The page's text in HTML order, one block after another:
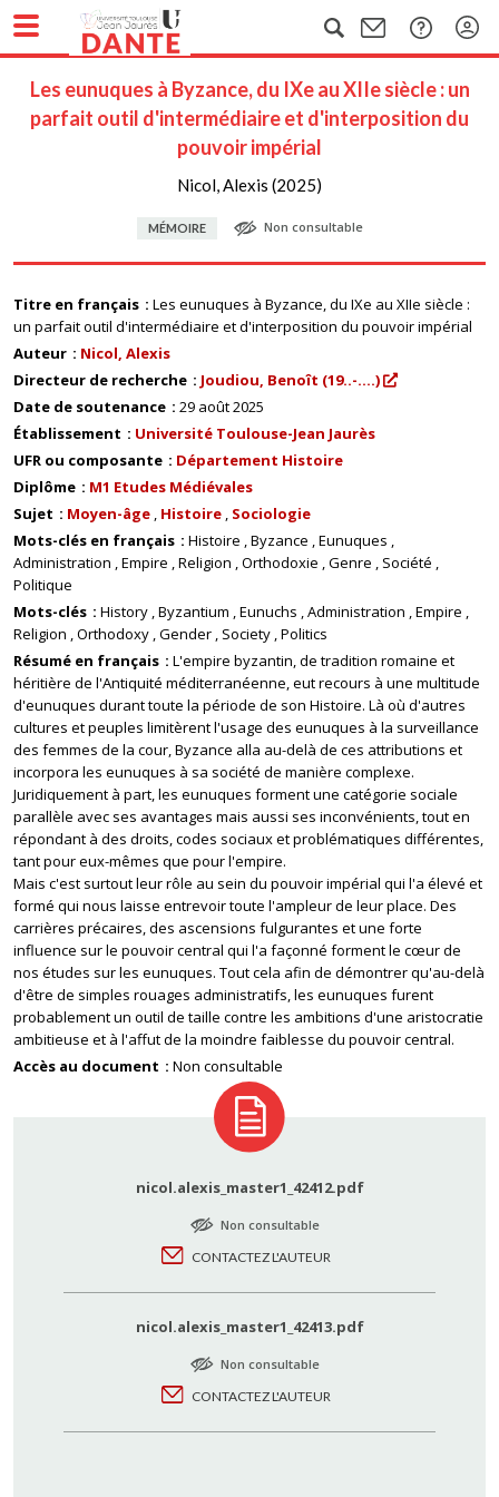
Les eunuques à Byzance, du IXe au XIIe siècle : un
parfait outil d'intermédiaire et d'interposition du
pouvoir impérial
Nicol, Alexis (2025)
MÉMOIRE Non consultable
Titre en français
Les eunuques à Byzance, du IXe au XIIe siècle :
un parfait outil d'intermédiaire et d'interposition du pouvoir impérial
Auteur
Nicol, Alexis
Directeur de recherche
Joudiou, Benoît (19..-....)
Date de soutenance
29 août 2025
Établissement
Université Toulouse-Jean Jaurès
UFR ou composante
Département Histoire
Diplôme
M1 Etudes Médiévales
Sujet
Moyen-âge Histoire Sociologie
Mots-clés en français
Histoire Byzance Eunuques
Administration Empire Religion Orthodoxie Genre
Société
Politique
Mots-clés
History Byzantium Eunuchs Administration Empire
Religion Orthodoxy Gender Society Politics
Résumé en français
L'empire byzantin, de tradition romaine et
héritière de l'Antiquité méditerranéenne, eut recours à une multitude
d'eunuques durant toute la période de son Histoire. Là où d'autres
cultures et peuples limitèrent l'usage des eunuques à la surveillance
des femmes de la cour, Byzance alla au-delà de ces attributions et
incorpora les eunuques à sa société de manière complexe.
Juridiquement à part, les eunuques forment une catégorie sociale
parallèle avec ses avantages mais aussi ses inconvénients, tout en
répondant à des droits, codes sociaux et problématiques différentes,
tant pour eux-mêmes que pour l'empire.
Mais c'est surtout leur rôle au sein du pouvoir impérial qui l'a élevé et
formé qui nous laisse entrevoir toute l'ampleur de leur place. Des
carrières précaires, des ascensions fulgurantes et une forte
influence sur le pouvoir central qui l'a façonné forment le cœur de
nos études sur les eunuques. Tout cela afin de démontrer qu'au-delà
d'être de simples rouages administratifs, les eunuques furent
probablement un outil de taille contre les ambitions d'une aristocratie
ambitieuse et à l'affut de la moindre faiblesse du pouvoir central.
Accès au document
Non consultable
nicol.alexis_master1_42412.pdf
Non consultable
CONTACTEZ L'AUTEUR
nicol.alexis_master1_42413.pdf
Non consultable
CONTACTEZ L'AUTEUR